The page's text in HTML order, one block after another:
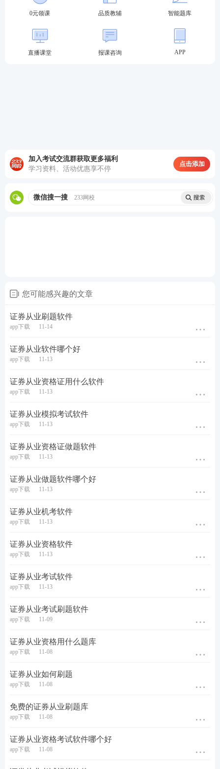
证券从业考试考前，233网校APP上会组织大规模模考
大赛，测测你掌握的怎么样了，同时还有丰厚的奖
品，免费课程送你，考前帮你巩固考点，为通关加
王佳荣、李泽瑞、孙婧老师一起来学习证券考试内
步！快来试听一下课程吧！
基础阶段
真题考点班：
强化阶段
专项突破班：
考前直播密训班：
考后阶段
上岗实战班：
0元领课 品质教辅 智能题库
直播课堂 报课咨询 APP
加入考试交流群获取更多福利
学习资料、活动优惠享不停
点击添加
微信搜一搜 233网校
您可能感兴趣的文章
证券从业刷题软件
app下载 11-14
证券从业软件哪个好
app下载 11-13
证券从业资格证用什么软件
app下载 11-13
证券从业模拟考试软件
app下载 11-13
证券从业资格证做题软件
app下载 11-13
证券从业做题软件哪个好
app下载 11-13
证券从业机考软件
app下载 11-13
证券从业资格软件
app下载 11-13
证券从业考试软件
app下载 11-13
证券从业考试刷题软件
app下载 11-09
证券从业资格用什么题库
app下载 11-08
证券从业如何刷题
app下载 11-08
免费的证券从业刷题库
app下载 11-08
证券从业资格考试软件哪个好
app下载 11-08